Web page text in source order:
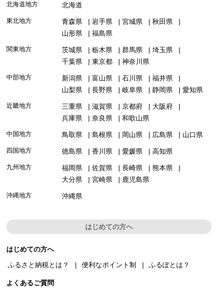
北海道地方 北海道
東北地方 青森県 岩手県 宮城県
秋田県
山形県
福島県
関東地方 茨城県 栃木県 群馬県
埼玉県
千葉県
東京都 神奈川県
中部地方 新潟県 富山県 石川県
福井県
山梨県
長野県 岐阜県 静岡県 愛知県
近畿地方 三重県 滋賀県 京都府
大阪府
兵庫県
奈良県 和歌山県
中国地方 鳥取県 島根県 岡山県 広島県 山口県
四国地方 徳島県 香川県 愛媛県 高知県
九州地方 福岡県 佐賀県 長崎県
熊本県
大分県
宮崎県 鹿児島県
沖縄地方 沖縄県
はじめての方へ
はじめての方へ
ふるさと納税とは？
便利なポイント制 ふるぽとは？
よくあるご質問